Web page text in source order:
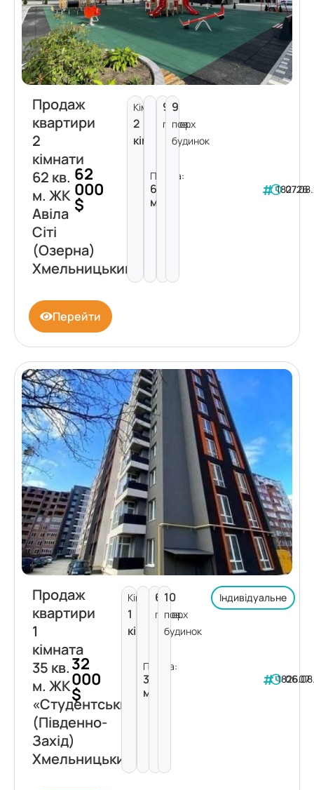
Продаж
квартири
2
кімнати
62 кв.
м. ЖК
Авіла
Сіті
(Озерна)
Хмельницький
62
000
$
Кімнат:
2
кімнати
Площа:
62
м²
9
поверх
9
пов.
будинок
182726
Перейти
Продаж
квартири
1
кімната
35 кв.
м. ЖК
«Студентський»
(Південно-
Захід)
Хмельницький
32
000
$
Кімнат:
1
кімната
Площа:
35
м²
6
поверх
10
пов.
будинок
Індивідуальне
182607